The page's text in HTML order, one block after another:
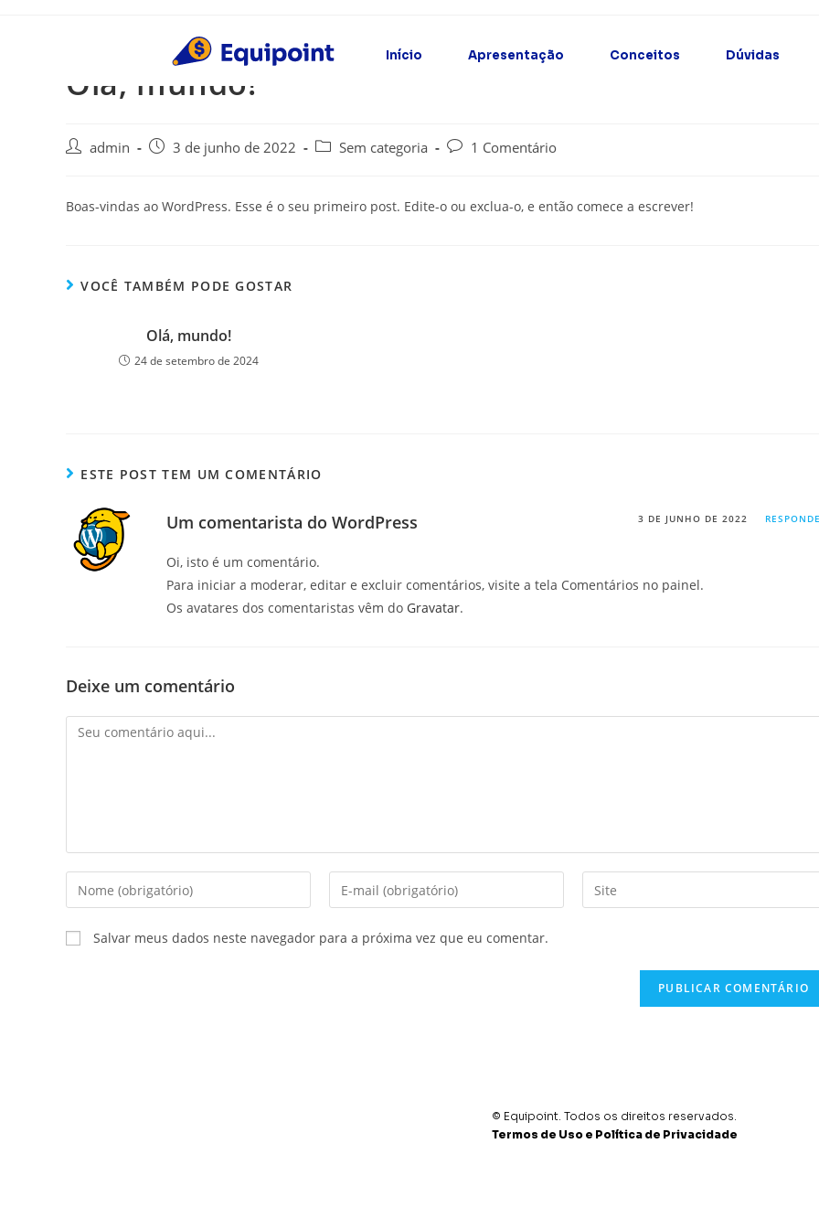
Início Apresentação Conceitos Dúvidas
Olá, mundo!
admin 3 de junho de 2022 Sem categoria 1 Comentário
Boas-vindas ao WordPress. Esse é o seu primeiro post. Edite-o ou exclua-o, e então comece a escrever!
VOCÊ TAMBÉM PODE GOSTAR
Olá, mundo!
24 de setembro de 2024
ESTE POST TEM UM COMENTÁRIO
Um comentarista do WordPress 3 DE JUNHO DE 2022
Oi, isto é um comentário.
Para iniciar a moderar, editar e excluir comentários, visite a tela Comentários no painel.
Os avatares dos comentaristas vêm do Gravatar.
Deixe um comentário
Salvar meus dados neste navegador para a próxima vez que eu comentar.
© Equipoint. Todos os direitos reservados.
Termos de Uso e Política de Privacidade